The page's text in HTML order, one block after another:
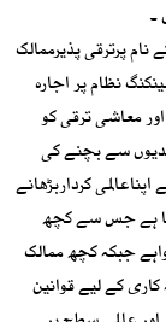
۔
پرترقی پذیرممالک
نظام پر اجارہ
معاشی ترقی کو
سے بچنے کی
کرداربڑھانے
کیا ہے جس سے کچھ
جبکہ کچھ ممالک
کے لیے قوانین